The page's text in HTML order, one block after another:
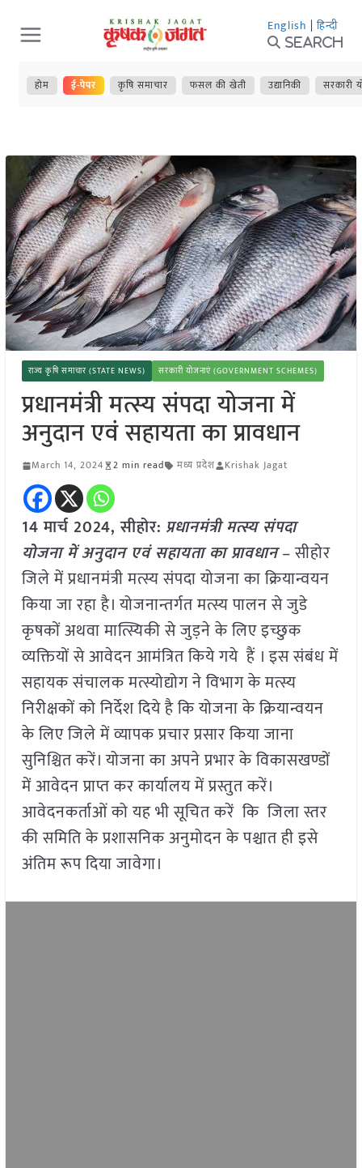
Skip
to
content
English | हिन्दी
Search
होम ई-पेपर कृषि समाचार फसल की खेती उद्यानिकी सरकारी
राज्य कृषि समाचार (STATE NEWS) सरकारी योजनाएं (GOVERNMENT SCHEMES)
प्रधानमंत्री मत्स्य संपदा योजना में
अनुदान एवं सहायता का प्रावधान
March 14, 2024 2 min read मध्य प्रदेश Krishak Jagat
14 मार्च 2024, सीहोर: प्रधानमंत्री मत्स्य संपदा
योजना में अनुदान एवं सहायता का प्रावधान– सीहोर
जिले में प्रधानमंत्री मत्स्य संपदा योजना का क्रियान्वयन
किया जा रहा है। योजनान्तर्गत मत्स्य पालन से जुडे
कृषकों अथवा मात्स्यिकी से जुड़ने के लिए इच्छुक
व्यक्तियों से आवेदन आमंत्रित किये गये हैं । इस संबंध में
सहायक संचालक मत्स्योद्योग ने विभाग के मत्स्य
निरीक्षकों को निर्देश दिये है कि योजना के क्रियान्वयन
के लिए जिले में व्यापक प्रचार प्रसार किया जाना
सुनिश्चित करें। योजना का अपने प्रभार के विकासखण्डों
में आवेदन प्राप्त कर कार्यालय में प्रस्तुत करें।
आवेदनकर्ताओं को यह भी सूचित करें कि जिला स्तर
की समिति के प्रशासनिक अनुमोदन के पश्चात ही इसे
अंतिम रूप दिया जावेगा।